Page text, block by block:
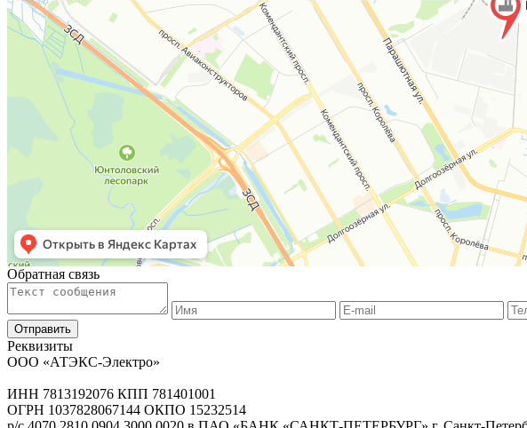
Обратная связь
Реквизиты
ООО «АТЭКС-Электро»
ИНН 7813192076 КПП 781401001
ОГРН 1037828067144 ОКПО 15232514